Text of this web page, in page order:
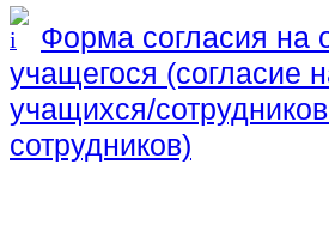
Форма согласия на
учащегося (согласие
учащихся/
сотрудников)